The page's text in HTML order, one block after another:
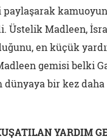
Üstelik Madleen,
en küçük
gemisi belki
bir kez daha
YARDIM